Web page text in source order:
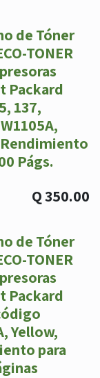
de Tóner
TONER
Packard
137,
Págs.
Q350.00
de Tóner
TONER
Packard
Yellow,
para